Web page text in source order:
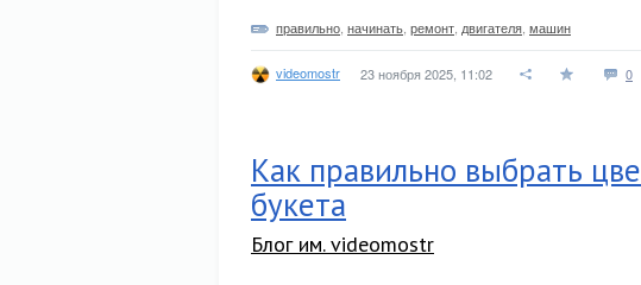
правильно начинать ремонт двигателя машин
videomostr 23 ноября 2025, 11:02 0
Как правильно выбрать
букета
Блог им. videomostr